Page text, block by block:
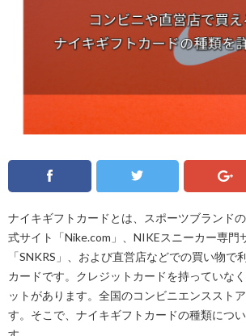
ナイキギフトカードとは、スポーツブランド
式サイト「Nike.com」、NIKEスニーカー専門
「SNKRS」、および直営店などでの買い物で
カードです。クレジットカードを持っていな
ットがあります。全国のコンビニエンススト
す。そこで、ナイキギフトカードの種類につ